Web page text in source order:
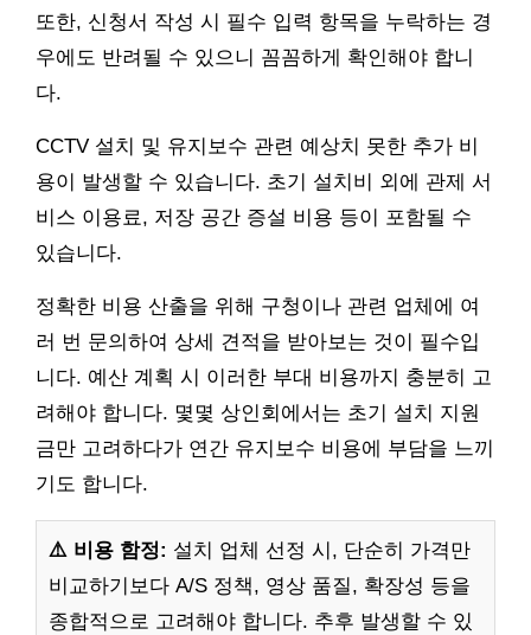
또한, 신청서 작성 시 필수 입력 항목을 누락하는 경
우에도 반려될 수 있으니 꼼꼼하게 확인해야 합니
다.
CCTV 설치 및 유지보수 관련 예상치 못한 추가 비
용이 발생할 수 있습니다. 초기 설치비 외에 관제 서
비스 이용료, 저장 공간 증설 비용 등이 포함될 수
있습니다.
정확한 비용 산출을 위해 구청이나 관련 업체에 여
러 번 문의하여 상세 견적을 받아보는 것이 필수입
니다. 예산 계획 시 이러한 부대 비용까지 충분히 고
려해야 합니다. 몇몇 상인회에서는 초기 설치 지원
금만 고려하다가 연간 유지보수 비용에 부담을 느끼
기도 합니다.
⚠️ 비용 함정: 설치 업체 선정 시, 단순히 가격만
비교하기보다 A/S 정책, 영상 품질, 확장성 등을
종합적으로 고려해야 합니다. 추후 발생할 수 있